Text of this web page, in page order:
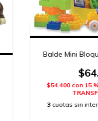
Balde Mini
$54.400 con 15
3 cuotas sin